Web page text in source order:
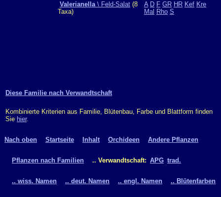
Valerianella\ Feld-Salat (8
Taxa)
A D F GR HR Kef Kre
Mal Rho S
Diese Familie nach Verwandtschaft
Kombinierte Kriterien aus Familie, Blütenbau, Farbe und Blattform finden
Sie hier.
Nach oben Startseite Inhalt Orchideen Andere Pflanzen
Pflanzen nach Familien .. Verwandtschaft: APG trad.
.. wiss. Namen .. deut. Namen .. engl. Namen .. Blütenfarben